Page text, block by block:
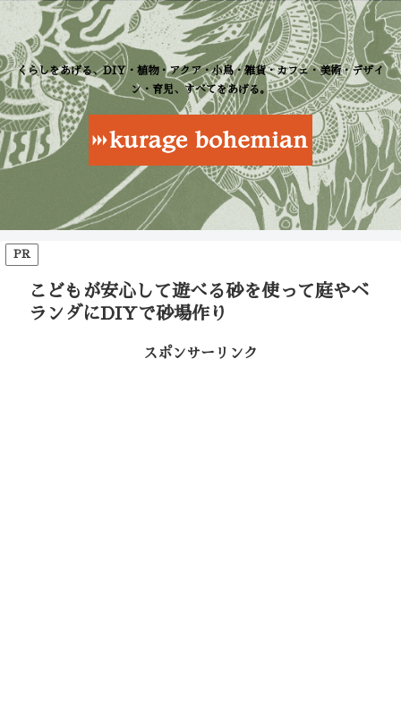
くらしをあげる、DIY・植物・アクア・小鳥・雑貨・カフェ・美術・デザイ
ン・育児、すべてをあげる。
PR
こどもが安心して遊べる砂を使って庭やベ
ランダにDIYで砂場作り
スポンサーリンク